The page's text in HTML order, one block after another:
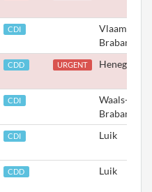
CDI
Vlaams-
Brabant
CDD URGENT
CDI
Waals-
Brabant
CDI Luik
CDD Luik